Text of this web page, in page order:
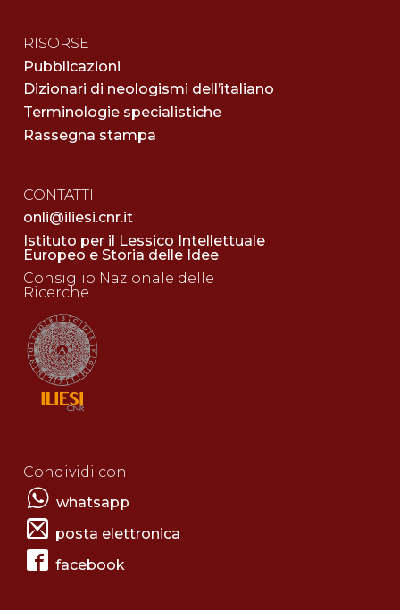
RISORSE
Pubblicazioni
Dizionari di neologismi dell’italiano
Terminologie specialistiche
Rassegna stampa
CONTATTI
onli@iliesi.cnr.it
Istituto per il Lessico Intellettuale
Europeo e Storia delle Idee
Consiglio Nazionale delle
Ricerche
Condividi con
whatsapp
posta elettronica
facebook